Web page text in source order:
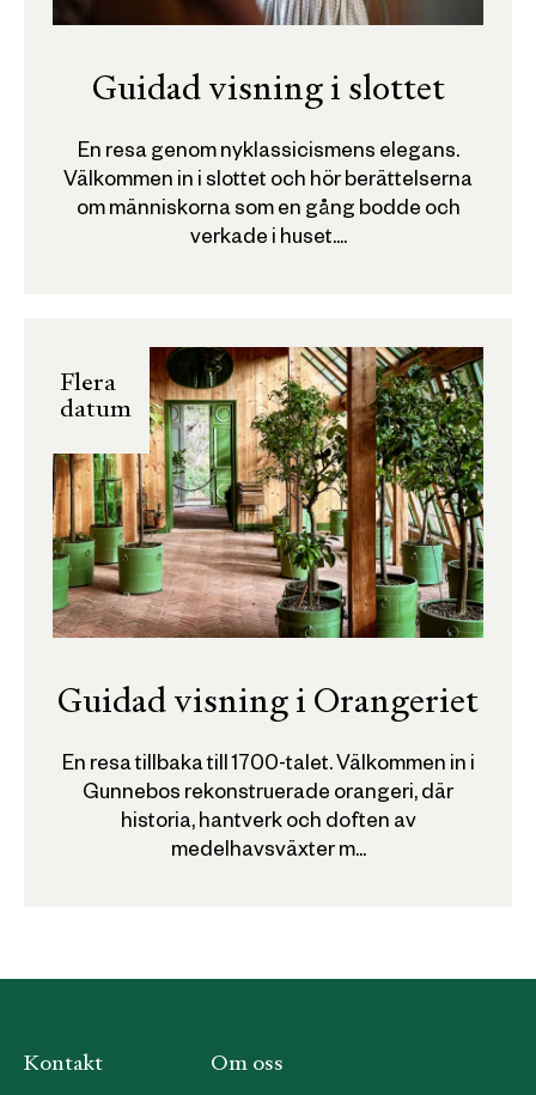
Guidad visning i slottet
En resa genom nyklassicismens elegans.
Välkommen in i slottet och hör berättelserna
om människorna som en gång bodde och
verkade i huset....
Flera
datum
Guidad visning i Orangeriet
En resa tillbaka till 1700-talet. Välkommen in i
Gunnebos rekonstruerade orangeri, där
historia, hantverk och doften av
medelhavsväxter m...
Kontakt
Om oss